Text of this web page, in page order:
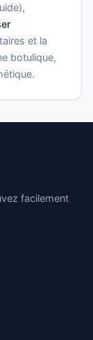
et la
botulique,
facilement